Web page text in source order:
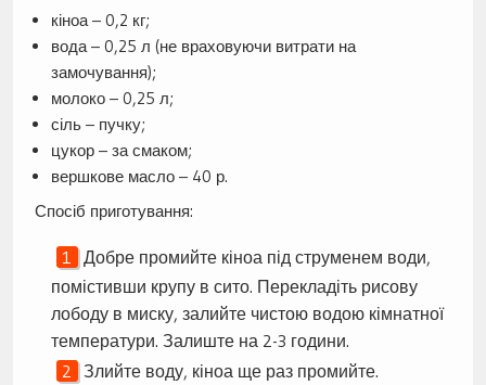
кіноа – 0,2 кг;
вода – 0,25 л (не враховуючи витрати на
замочування);
молоко – 0,25 л;
сіль – пучку;
цукор – за смаком;
вершкове масло – 40 р.
Спосіб приготування:
Добре промийте кіноа під струменем води,
помістивши крупу в сито. Перекладіть рисову
лободу в миску, залийте чистою водою кімнатної
температури. Залиште на 2-3 години.
Злийте воду, кіноа ще раз промийте.